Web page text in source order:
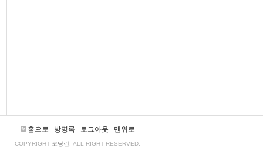
홈으로 방명록 로그아웃 맨위로
COPYRIGHT 코딩런 , ALL RIGHT RESERVED.